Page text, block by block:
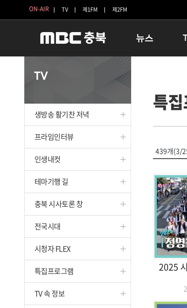
ON-AIR TV 제1FM 제2FM
뉴스
보은
옥천
인
테
시
특
종
TV
생방송 활기찬 저녁
프라임인터뷰
인생내컷
테마기행 길
충북 시사토론 창
전국시대
시청자 FLEX
특집프로그램
TV 속 정보
특
439개(3/
2025